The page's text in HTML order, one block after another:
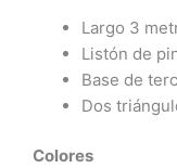
Largo 3
Listón de
Base de
Dos
Colores